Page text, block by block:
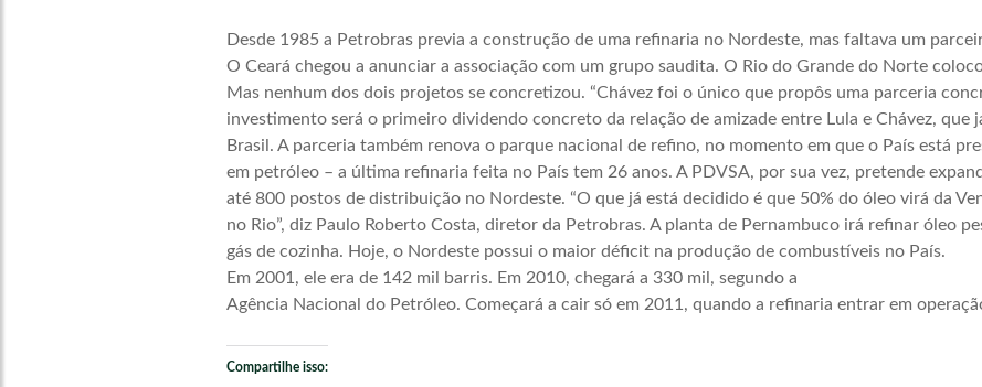
Desde 1985 a Petrobras previa a construção de uma refinaria no Nordeste, mas faltava um
O Ceará chegou a anunciar a associação com um grupo saudita. O Rio do Grande do Norte
Mas nenhum dos dois projetos se concretizou. “Chávez foi o único que propôs uma parceria
investimento será o primeiro dividendo concreto da relação de amizade entre Lula e Chávez, que
Brasil. A parceria também renova o parque nacional de refino, no momento em que o País está
em petróleo – a última refinaria feita no País tem 26 anos. A PDVSA, por sua vez, pretende
até 800 postos de distribuição no Nordeste. “O que já está decidido é que 50% do óleo virá da
no Rio”, diz Paulo Roberto Costa, diretor da Petrobras. A planta de Pernambuco irá refinar óleo
gás de cozinha. Hoje, o Nordeste possui o maior déficit na produção de combustíveis no País.
Em 2001, ele era de 142 mil barris. Em 2010, chegará a 330 mil, segundo a
Agência Nacional do Petróleo. Começará a cair só em 2011, quando a refinaria entrar em
Compartilhe isso: